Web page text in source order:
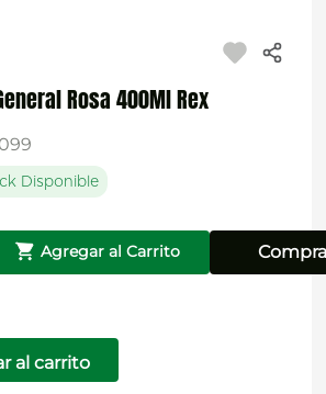
Rosa 400Ml Rex
Disponible
Agregar al Carrito
al carrito